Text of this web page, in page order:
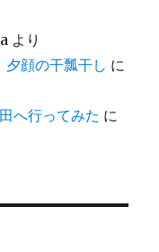
より
顔の干瓢干し に
へ行ってみた に